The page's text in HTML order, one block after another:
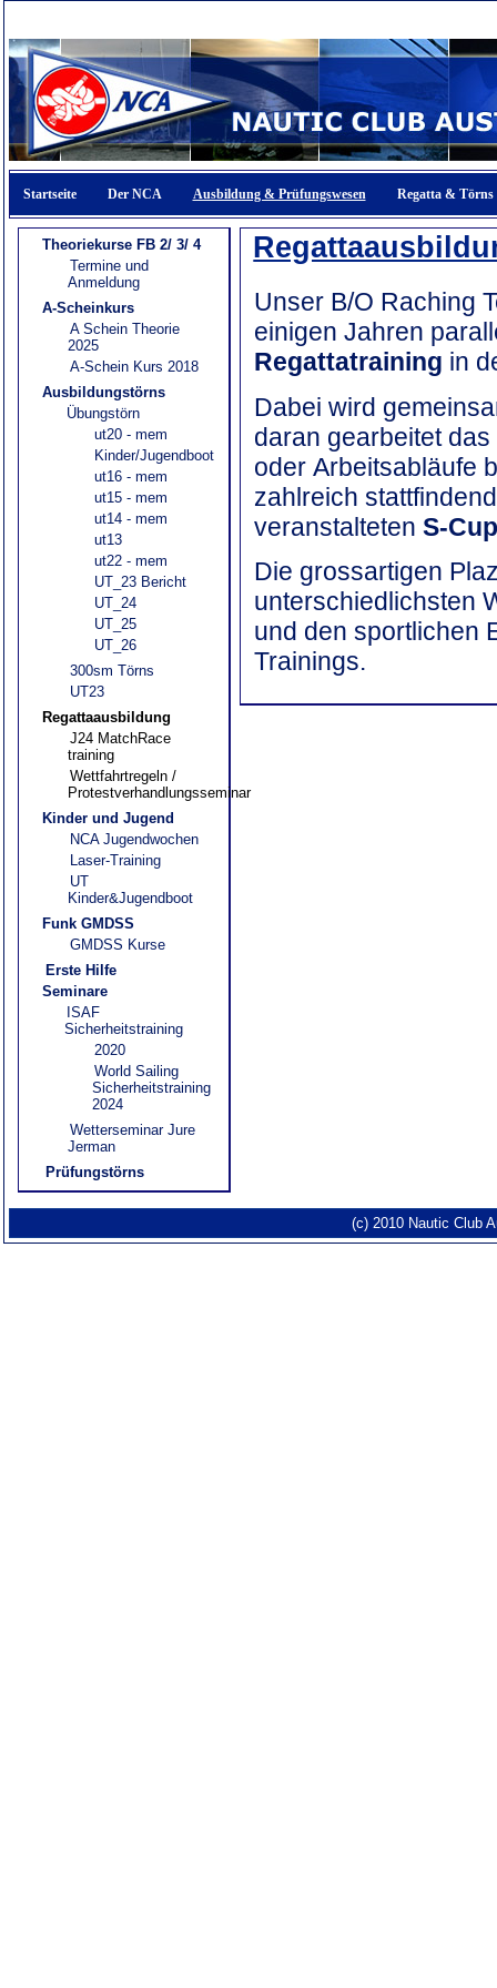
Startseite Der NCA Ausbildung & Prüfungswesen Regatta & Törns
Theoriekurse FB 2/ 3/ 4
Termine und
Anmeldung
A-Scheinkurs
A Schein Theorie
2025
A-Schein Kurs 2018
Ausbildungstörns
Übungstörn
ut20 - mem
Kinder/Jugendboot
ut16 - mem
ut15 - mem
ut14 - mem
ut13
ut22 - mem
UT_23 Bericht
UT_24
UT_25
UT_26
300sm Törns
UT23
Regattaausbildung
J24 MatchRace
training
Wettfahrtregeln /
Protestverhandlungsseminar
Kinder und Jugend
NCA Jugendwochen
Laser-Training
UT
Kinder&Jugendboot
Funk GMDSS
GMDSS Kurse
Erste Hilfe
Seminare
ISAF
Sicherheitstraining
2020
World Sailing
Sicherheitstraining
2024
Wetterseminar Jure
Jerman
Prüfungstörns
Unser B/O Raching
einigen Jahren
Regattatraining in
Dabei wird
daran gearbeitet
oder Arbeitsabläufe
zahlreich
veranstalteten S-
Die grossartigen
unterschiedlichsten
und den sportlichen
Trainings.
(c) 2010 Nautic Club